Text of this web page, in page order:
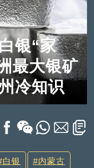
银“家
最大银矿
冷知识
白银 内蒙古